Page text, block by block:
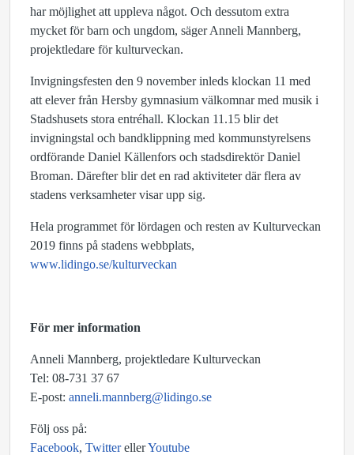
har möjlighet att uppleva något. Och dessutom extra
mycket för barn och ungdom, säger Anneli Mannberg,
projektledare för kulturveckan.
Invigningsfesten den 9 november inleds klockan 11 med
att elever från Hersby gymnasium välkomnar med musik i
Stadshusets stora entréhall. Klockan 11.15 blir det
invigningstal och bandklippning med kommunstyrelsens
ordförande Daniel Källenfors och stadsdirektör Daniel
Broman. Därefter blir det en rad aktiviteter där flera av
stadens verksamheter visar upp sig.
Hela programmet för lördagen och resten av Kulturveckan
2019 finns på stadens webbplats,
www.lidingo.se/kulturveckan
För mer information
Anneli Mannberg, projektledare Kulturveckan
Tel: 08-731 37 67
E-post: anneli.mannberg@lidingo.se
Följ oss på:
Facebook, TwitterellerYoutube